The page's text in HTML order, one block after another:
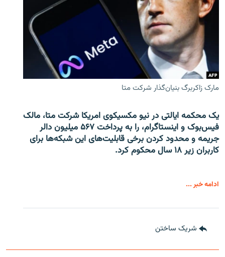
مارک زاکربرگ بنیان‌گذار شرکت متا
یک محکمه ایالتی در نیو مکسیکوی امریکا شرکت متا، مالک
فیس‌بوک و اینستاگرام، را به پرداخت ۵۶۷ میلیون دالر
جریمه و محدود کردن برخی قابلیت‌های این شبکه‌ها برای
کاربران زیر ۱۸ سال محکوم کرد.
ادامه خبر ...
شریک ساختن